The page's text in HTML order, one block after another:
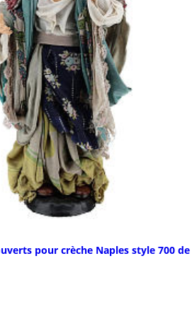
pour crèche Naples style 700 de